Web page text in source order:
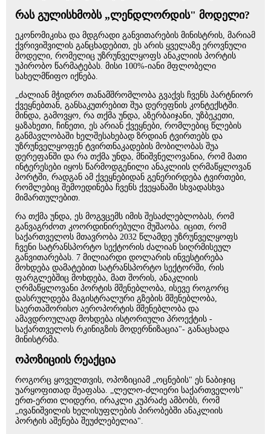
რას გულისხმობს „ლენდლორდის" მოდელი?
ეკონომიკისა და მდგრადი განვითარების მინისტრის, მარიამ
ქვრივიშვილის განცხადებით, ეს არის ყველაზე ეროვნული
მოდელი, რომელიც უზრუნველყოფს ანაკლიის პორტის
უპირობო წარმატებას. მისი 100%-იანი მფლობელი
სახელმწიფო იქნება.
„ძალიან მჭიდრო თანამშრომლობა გვაქვს ჩვენს პარტნიორ
ქვეყნებთან, განსაკუთრებით შუა დერეფნის კონტექსტში.
მინდა, გამოვყო, რა თქმა უნდა, აზერბაიჯანი, უზბეკეთი,
ყაზახეთი, ჩინეთი, ეს არიან ქვეყნები, რომლებიც წლების
განმავლობაში ხელშესახებად ზრდიან ტვირთებს და
უზრუნველყოფენ ტვირთნაკადების მობილობას შუა
დერეფანში და რა თქმა უნდა, მნიშვნელოვანია, რომ მათი
ინტერესები იყოს წარმოდგენილი ანაკლიის ღრმაწყლოვან
პორტში, რადგან ამ ქვეყნებიდან გენერირდება ტვირთები,
რომლებიც შემოედინება ჩვენს ქვეყანაში სხვადასხვა
მიმართულებით.
რა თქმა უნდა, ეს მოგვცემს იმის შესაძლებლობას, რომ
განვაგრძოთ კოორდინირებული მუშაობა. იცით, რომ
საქართველოს მთავრობა 2032 წლამდე უზრუნველყოფს
ჩვენი სატრანსპორტო სექტორის ძალიან სიღრმისეულ
განვითარებას. 7 მილიარდი დოლარის ინვესტირება
მოხდება დამატებით სატრანსპორტო სექტორში, რის
ფარგლებშიც მოხდება, მათ შორის, ანაკლიის
ღრმაწყლოვანი პორტის მშენებლობა, ისევე როგორც
დასრულდება მაგისტრალური გზების მშენებლობა,
საერთაშორისო აეროპორტის მშენებლობა და
ამავდროულად მოხდება ისტორიული პროექტის -
საქართველოს რკინიგზის მოდერნიზაცია"- განაცხადა
მინისტრმა.
ოპოზიციის რეაქცია
როგორც ყოველთვის, ოპოზიციამ „ოცნების" ეს ნაბიჯიც
უარყოფითად შეაფასა. „ლელო-ძლიერი საქართველოს"
ერთ-ერთი ლიდერი, ირაკლი კუპრაძე ამბობს, რომ
„ივანიშვილის ხელისუფლების პირობებში ანაკლიის
პორტის აშენება შეუძლებელია".